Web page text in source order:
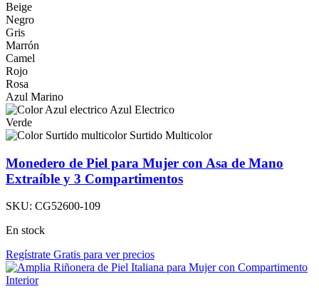
Beige
Negro
Gris
Marrón
Camel
Rojo
Rosa
Azul Marino
Azul Electrico
Verde
Surtido Multicolor
Monedero de Piel para Mujer con Asa de Mano
Extraíble y 3 Compartimentos
SKU: CG52600-109
En stock
Regístrate Gratis para ver precios